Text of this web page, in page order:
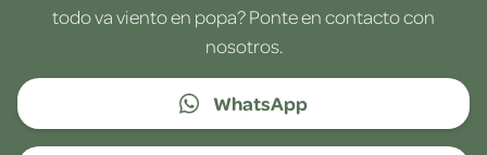
todo va viento en popa? Ponte en contacto con
nosotros.
WhatsApp